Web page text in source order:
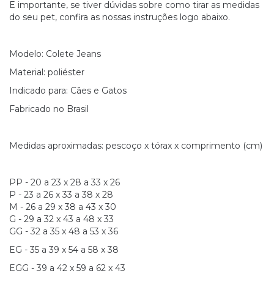
E importante, se tiver dúvidas sobre como tirar as medidas
do seu pet, confira as nossas instruções logo abaixo.
Modelo: Colete Jeans
Material: poliéster
Indicado para: Cães e Gatos
Fabricado no Brasil
Medidas aproximadas: pescoço x tórax x comprimento (cm)
PP - 20 a 23 x 28 a 33 x 26
P - 23 a 26 x 33 a 38 x 28
M - 26 a 29 x 38 a 43 x 30
G - 29 a 32 x 43 a 48 x 33
GG - 32 a 35 x 48 a 53 x 36
EG - 35 a 39 x 54 a 58 x 38
EGG - 39 a 42 x 59 a 62 x 43